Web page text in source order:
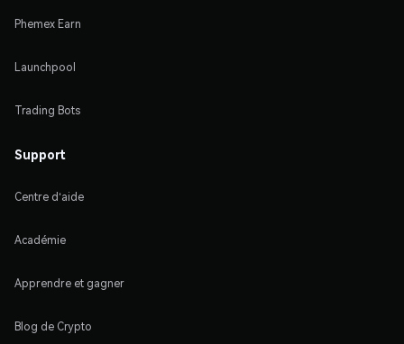
Phemex Earn
Launchpool
Trading Bots
Support
Centre d'aide
Académie
Apprendre et gagner
Blog de Crypto